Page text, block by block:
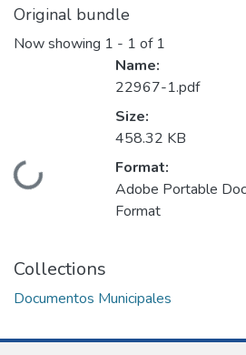
Original bundle
Now showing 1 - 1 of 1
Loading...
Name:
22967-1.pdf
Size:
458.32 KB
Format:
Adobe Portable
Format
Collections
Documentos Municipales